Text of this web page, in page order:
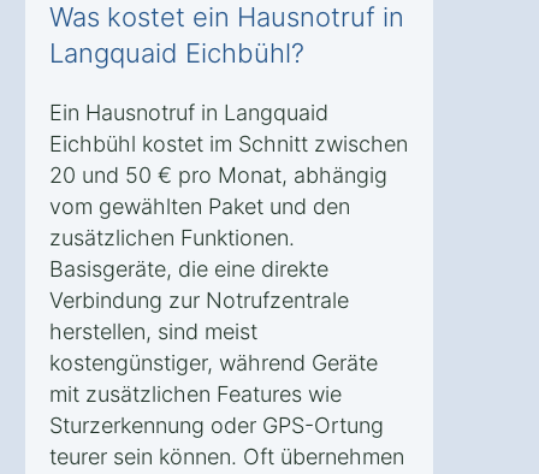
Was kostet ein Hausnotruf in
Langquaid Eichbühl?
Ein Hausnotruf in Langquaid
Eichbühl kostet im Schnitt zwischen
20 und 50 € pro Monat, abhängig
vom gewählten Paket und den
zusätzlichen Funktionen.
Basisgeräte, die eine direkte
Verbindung zur Notrufzentrale
herstellen, sind meist
kostengünstiger, während Geräte
mit zusätzlichen Features wie
Sturzerkennung oder GPS-Ortung
teurer sein können. Oft übernehmen